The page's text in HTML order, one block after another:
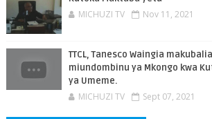
MICHUZI TV Nov 11, 2021
TTCL, Tanesco Waingia
miundombinu ya Mkongo kwa
ya Umeme.
MICHUZI TV Sept 07, 2021